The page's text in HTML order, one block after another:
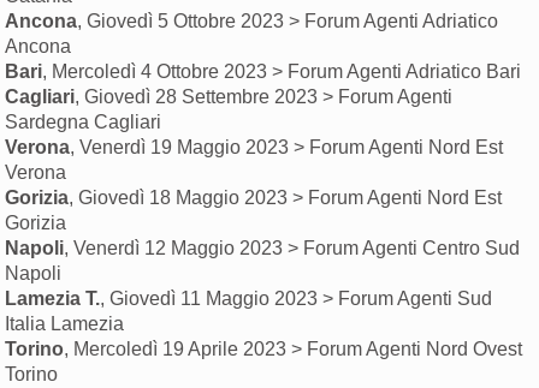
Ancona, Giovedì 5 Ottobre 2023 > Forum Agenti Adriatico
Ancona
Bari, Mercoledì 4 Ottobre 2023 > Forum Agenti Adriatico Bari
Cagliari, Giovedì 28 Settembre 2023 > Forum Agenti
Sardegna Cagliari
Verona, Venerdì 19 Maggio 2023 > Forum Agenti Nord Est
Verona
Gorizia, Giovedì 18 Maggio 2023 > Forum Agenti Nord Est
Gorizia
Napoli, Venerdì 12 Maggio 2023 > Forum Agenti Centro Sud
Napoli
Lamezia T., Giovedì 11 Maggio 2023 > Forum Agenti Sud
Italia Lamezia
Torino, Mercoledì 19 Aprile 2023 > Forum Agenti Nord Ovest
Torino